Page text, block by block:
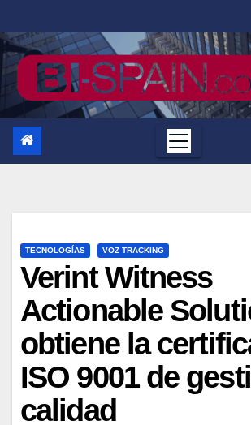
al
contenido
TECNOLOGÍAS VOZ TRACKING
Verint Witness
Actionable
obtiene la
ISO 9001 de
calidad